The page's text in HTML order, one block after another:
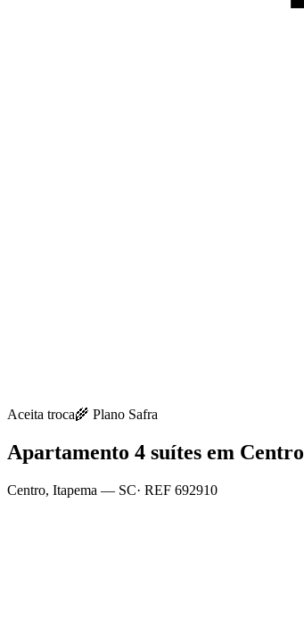
Aceita troca🌾 Plano Safra
Apartamento 4 suítes em Centro
Centro, Itapema — SC· REF 692910